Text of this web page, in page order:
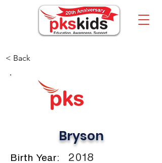
< Back
Bryson
Birth Year: 2018